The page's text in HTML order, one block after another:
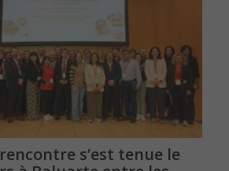
s’est tenue le